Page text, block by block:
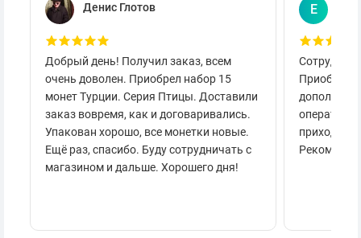
Денис Глотов
Добрый день! Получил заказ, всем
очень доволен. Приобрел набор 15
монет Турции. Серия Птицы. Доставили
заказ вовремя, как и договаривались.
Упакован хорошо, все монетки новые.
Ещё раз, спасибо. Буду сотрудничать с
магазином и дальше. Хорошего дня!
Е
приходило